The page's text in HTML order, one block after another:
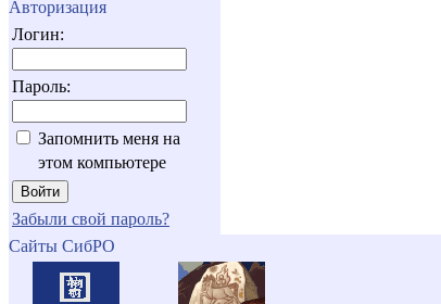
Авторизация
Логин:
Пароль:
Запомнить меня на
этом компьютере
Забыли свой пароль?
Сайты СибРО